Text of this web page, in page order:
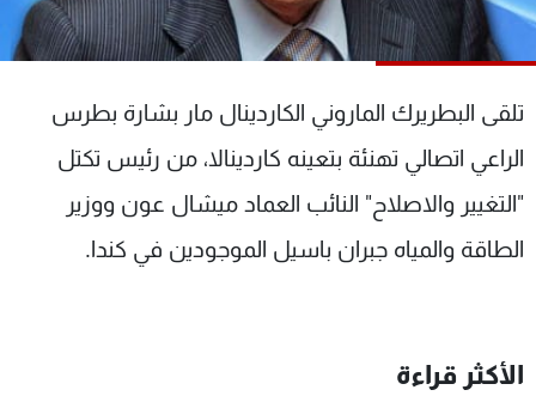
تلقى البطريرك الماروني الكاردينال مار بشارة بطرس
الراعي اتصالي تهنئة بتعينه كاردينالا، من رئيس تكتل
"التغيير والاصلاح" النائب العماد ميشال عون ووزير
الطاقة والمياه جبران باسيل الموجودين في كندا.
الأكثر قراءة
البرامج
جدول البرامج
الترددات
الإنـتـاج
لاعلاناتكم
تواصل معنا
شروط الإسـتخدام
سياسة الخصوصية